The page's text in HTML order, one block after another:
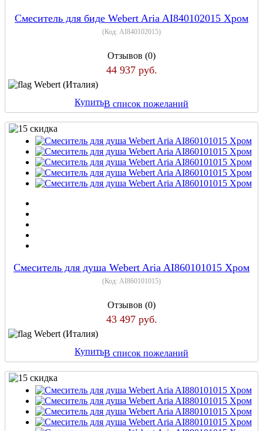
Смеситель для биде Webert Aria AI840102015 Хром
(Код: AI840102015)
Отзывов (0)
44 937 руб.
Webert (Италия)
КупитьВ список пожеланий
Смеситель для душа Webert Aria AI860101015 Хром
(Код: AI860101015)
Отзывов (0)
43 497 руб.
Webert (Италия)
КупитьВ список пожеланий